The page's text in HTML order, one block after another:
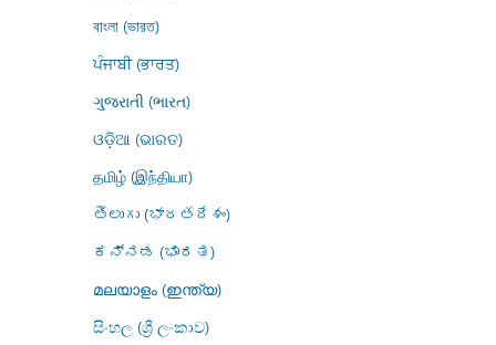
বাংলা (ভারত)
ਪੰਜਾਬੀ (ਭਾਰਤ)
ગુજરાતી (ભારત)
ଓଡ଼ିଆ (ଭାରତ)
தமிழ் (இந்தியா)
తెలుగు (భారతదేశం)
ಕನ್ನಡ (ಭಾರತ)
മലയാളം (ഇന്ത്യ)
සිංහල (ශ්‍රී ලංකාව)